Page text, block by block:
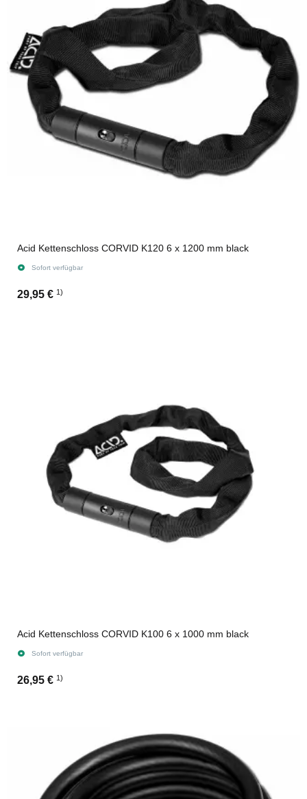
Acid Kettenschloss CORVID K120 6 x 1200 mm black
Sofort verfügbar
29,95 € 1)
Acid Kettenschloss CORVID K100 6 x 1000 mm black
Sofort verfügbar
26,95 € 1)